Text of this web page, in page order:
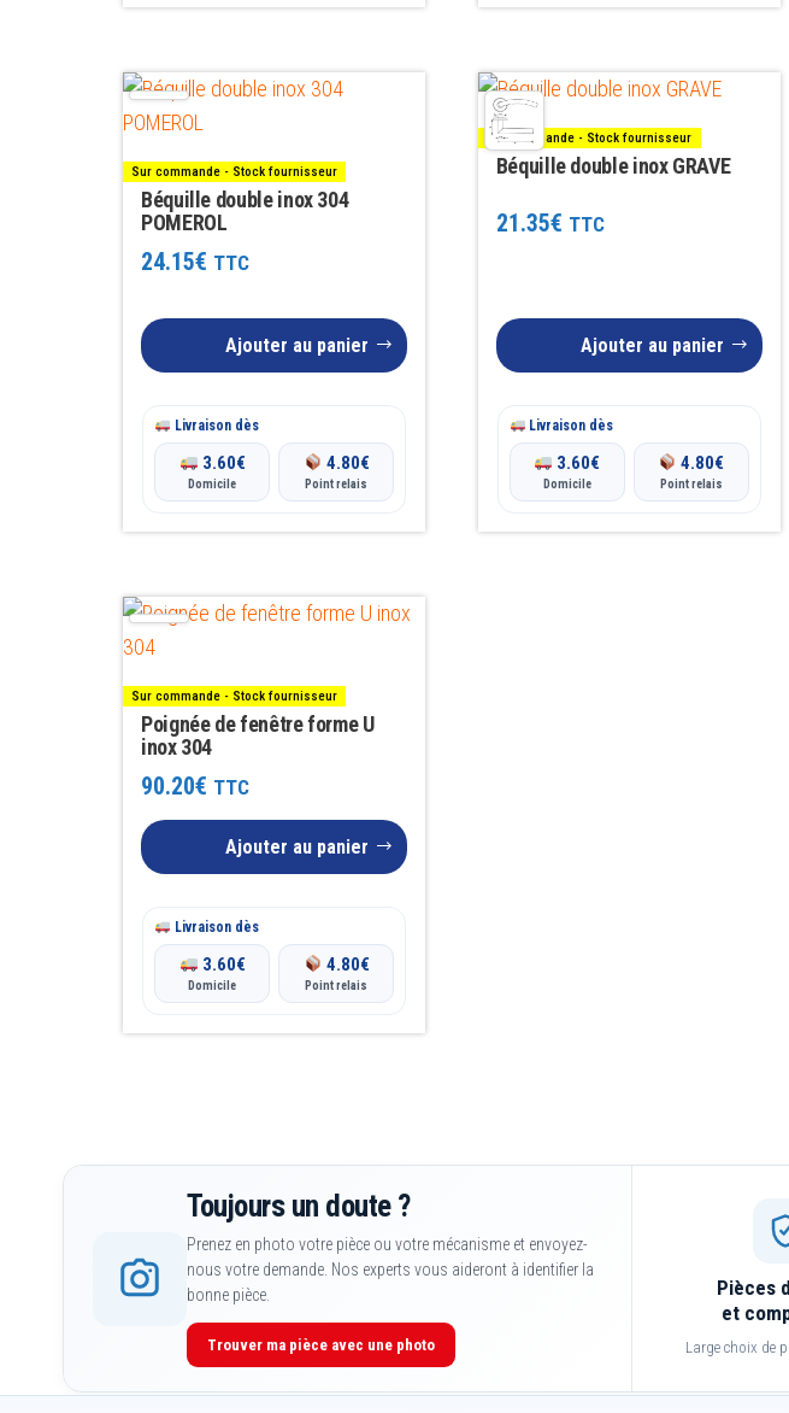
Sur commande - Stock fournisseur
Béquille double inox 304
POMEROL
24.15€ TTC
Ajouter au panier
Livraison dès
3.60€
Domicile
4.80€
Point relais
Sur commande - Stock fournisseur
Béquille double inox GRAVE
21.35€ TTC
Ajouter au panier
Livraison dès
3.60€
Domicile
4.80€
Point relais
Sur commande - Stock fournisseur
Poignée de fenêtre forme U
inox 304
90.20€ TTC
Ajouter au panier
Livraison dès
3.60€
Domicile
4.80€
Point relais
Toujours un doute ?
Prenez en photo votre pièce ou votre mécanisme et envoyez-
nous votre demande. Nos experts vous aideront à identifier la
bonne pièce.
Trouver ma pièce avec une photo
Pièces
et
Large choix de